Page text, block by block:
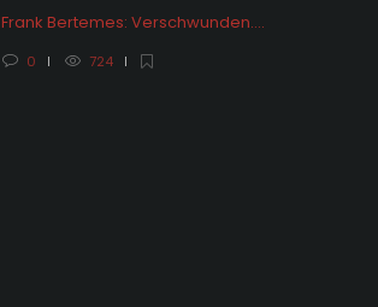
Frank Bertemes: Verschwunden….
0 724